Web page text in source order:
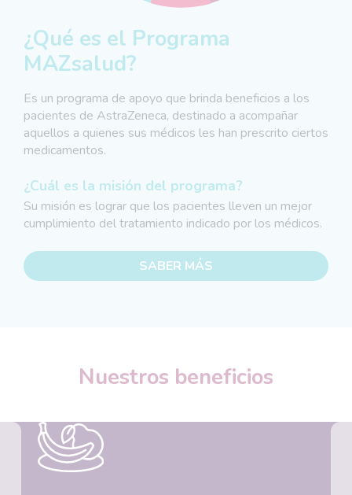
¿Qué es el Programa
MAZsalud?
Es un programa de apoyo que brinda beneficios a los
pacientes de AstraZeneca, destinado a acompañar
aquellos a quienes sus médicos les han prescrito ciertos
medicamentos.
¿Cuál es la misión del programa?
Su misión es lograr que los pacientes lleven un mejor
cumplimiento del tratamiento indicado por los médicos.
SABER MÁS
Nuestros beneficios